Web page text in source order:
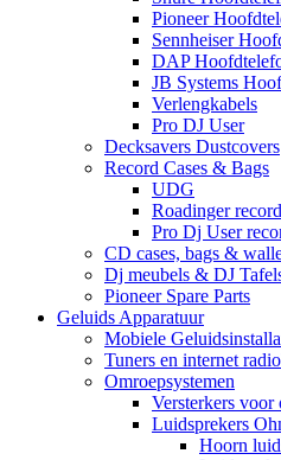
Pioneer
Sennheiser
DAP
JB Systems
Verlengkabels
Pro DJ User
Decksavers Dustcovers
Record Cases & Bags
UDG
Roadinger
Pro Dj User
CD cases, bags &
Dj meubels & DJ
Pioneer Spare Parts
Geluids Apparatuur
Mobiele
Tuners en internet
Omroepsystemen
Versterkers voor
Luidsprekers
Hoorn